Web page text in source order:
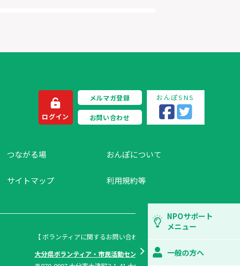
NPOサポート
メニュー
一般の方へ
ログイン
メルマガ登録
お問い合わせ
おんぽSNS
つながる場 おんぽについて
サイトマップ 利用規約等
【 ボランティアに関するお問い合わせ 】
大分県ボランティア・市民活動センター